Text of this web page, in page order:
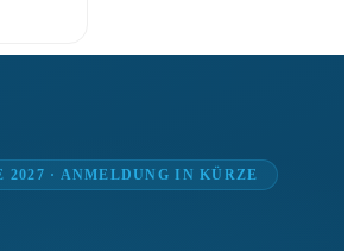
2027 · ANMELDUNG IN KÜRZE